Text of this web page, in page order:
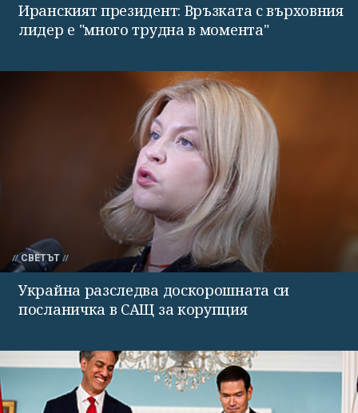
Иранският президент: Връзката с върховния
лидер е "много трудна в момента"
СВЕТЪТ
Украйна разследва доскорошната си
посланичка в САЩ за корупция